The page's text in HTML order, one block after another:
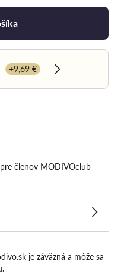
+9,69 €
Dowiedz się
členov MODIVOclub
je záväzná a môže sa